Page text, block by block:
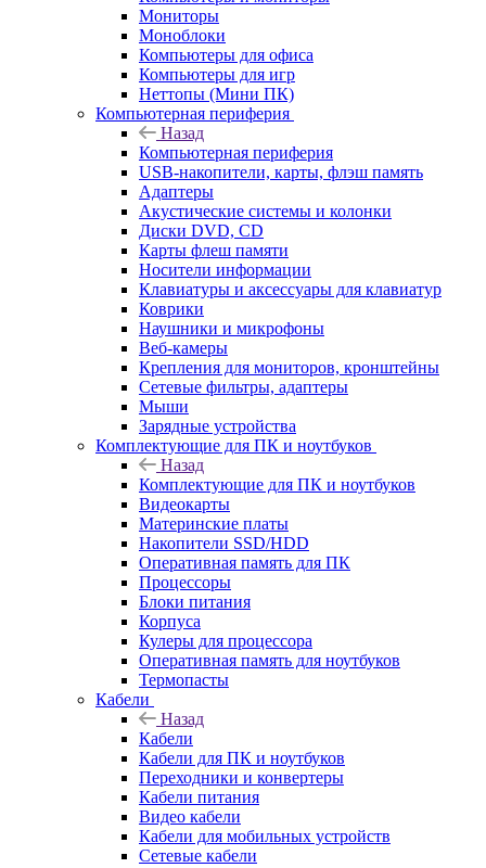
Мониторы
Моноблоки
Компьютеры для офиса
Компьютеры для игр
Неттопы (Мини ПК)
Компьютерная периферия
Назад
Компьютерная периферия
USB-накопители, карты, флэш память
Адаптеры
Акустические системы и колонки
Диски DVD, CD
Карты флеш памяти
Носители информации
Клавиатуры и аксессуары для клавиатур
Коврики
Наушники и микрофоны
Веб-камеры
Крепления для мониторов, кронштейны
Сетевые фильтры, адаптеры
Мыши
Зарядные устройства
Комплектующие для ПК и ноутбуков
Назад
Комплектующие для ПК и ноутбуков
Видеокарты
Материнские платы
Накопители SSD/HDD
Оперативная память для ПК
Процессоры
Блоки питания
Корпуса
Кулеры для процессора
Оперативная память для ноутбуков
Термопасты
Кабели
Назад
Кабели
Кабели для ПК и ноутбуков
Переходники и конвертеры
Кабели питания
Видео кабели
Кабели для мобильных устройств
Сетевые кабели